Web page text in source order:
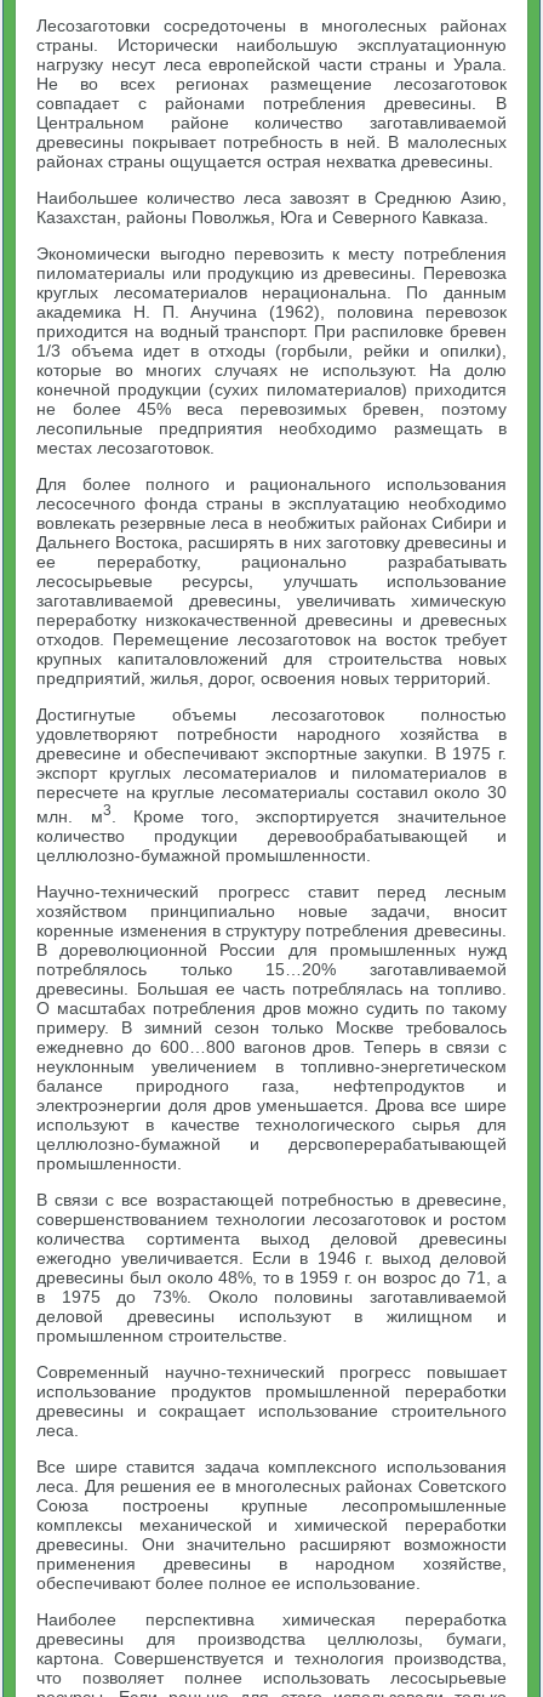
Лесозаготовки сосредоточены в многолесных районах
страны. Исторически наибольшую эксплуатационную
нагрузку несут леса европейской части страны и Урала.
Не во всех регионах размещение лесозаготовок
совпадает с районами потребления древесины. В
Центральном районе количество заготавливаемой
древесины покрывает потребность в ней. В малолесных
районах страны ощущается острая нехватка древесины.
Наибольшее количество леса завозят в Среднюю Азию,
Казахстан, районы Поволжья, Юга и Северного Кавказа.
Экономически выгодно перевозить к месту потребления
пиломатериалы или продукцию из древесины. Перевозка
круглых лесоматериалов нерациональна. По данным
академика Н. П. Анучина (1962), половина перевозок
приходится на водный транспорт. При распиловке бревен
1/3 объема идет в отходы (горбыли, рейки и опилки),
которые во многих случаях не используют. На долю
конечной продукции (сухих пиломатериалов) приходится
не более 45% веса перевозимых бревен, поэтому
лесопильные предприятия необходимо размещать в
местах лесозаготовок.
Для более полного и рационального использования
лесосечного фонда страны в эксплуатацию необходимо
вовлекать резервные леса в необжитых районах Сибири и
Дальнего Востока, расширять в них заготовку древесины и
ее переработку, рационально разрабатывать
лесосырьевые ресурсы, улучшать использование
заготавливаемой древесины, увеличивать химическую
переработку низкокачественной древесины и древесных
отходов. Перемещение лесозаготовок на восток требует
крупных капиталовложений для строительства новых
предприятий, жилья, дорог, освоения новых территорий.
Достигнутые объемы лесозаготовок полностью
удовлетворяют потребности народного хозяйства в
древесине и обеспечивают экспортные закупки. В 1975 г.
экспорт круглых лесоматериалов и пиломатериалов в
пересчете на круглые лесоматериалы составил около 30
млн. м3
. Кроме того, экспортируется значительное
количество продукции деревообрабатывающей и
целлюлозно-бумажной промышленности.
Научно-технический прогресс ставит перед лесным
хозяйством принципиально новые задачи, вносит
коренные изменения в структуру потребления древесины.
В дореволюционной России для промышленных нужд
потреблялось только 15…20% заготавливаемой
древесины. Большая ее часть потреблялась на топливо.
О масштабах потребления дров можно судить по такому
примеру. В зимний сезон только Москве требовалось
ежедневно до 600…800 вагонов дров. Теперь в связи с
неуклонным увеличением в топливно-энергетическом
балансе природного газа, нефтепродуктов и
электроэнергии доля дров уменьшается. Дрова все шире
используют в качестве технологического сырья для
целлюлозно-бумажной и дерсвоперерабатывающей
промышленности.
В связи с все возрастающей потребностью в древесине,
совершенствованием технологии лесозаготовок и ростом
количества сортимента выход деловой древесины
ежегодно увеличивается. Если в 1946 г. выход деловой
древесины был около 48%, то в 1959 г. он возрос до 71, а
в 1975 до 73%. Около половины заготавливаемой
деловой древесины используют в жилищном и
промышленном строительстве.
Современный научно-технический прогресс повышает
использование продуктов промышленной переработки
древесины и сокращает использование строительного
леса.
Все шире ставится задача комплексного использования
леса. Для решения ее в многолесных районах Советского
Союза построены крупные лесопромышленные
комплексы механической и химической переработки
древесины. Они значительно расширяют возможности
применения древесины в народном хозяйстве,
обеспечивают более полное ее использование.
Наиболее перспективна химическая переработка
древесины для производства целлюлозы, бумаги,
картона. Совершенствуется и технология производства,
что позволяет полнее использовать лесосырьевые